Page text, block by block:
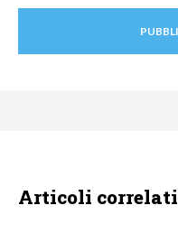
Articoli correlati